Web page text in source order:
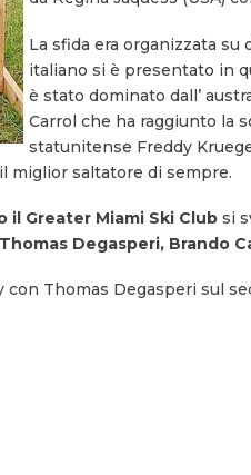
La sfida era organizzata su
italiano si è presentato in
è stato dominato dall’
Carrol che ha raggiunto la
statunitense Freddy
miglior saltatore di sempre.
il Greater Miami Ski Clubsi
Thomas Degasperi, Brando
Thomas Degasperi sul